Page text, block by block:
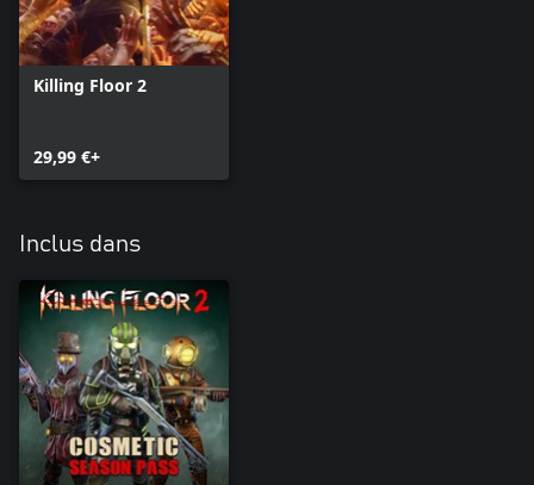
Killing Floor 2
29,99 €+
Inclus dans